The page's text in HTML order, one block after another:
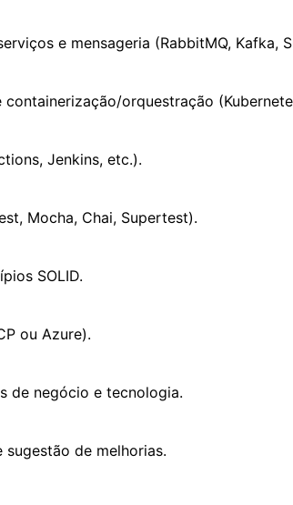
e mensageria (RabbitMQ, Kafka,
containerização/orquestração
Jenkins, etc.).
Mocha, Chai, Supertest).
SOLID.
ou Azure).
de negócio e tecnologia.
de melhorias.